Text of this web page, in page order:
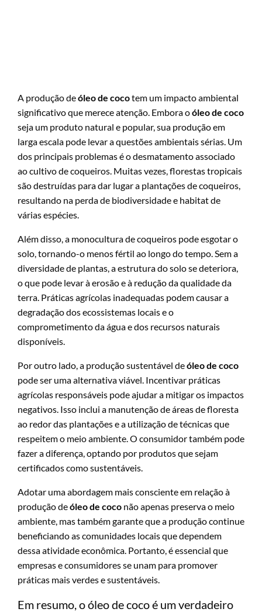
A produção deóleo de cocotem um impacto ambiental
significativo que merece atenção. Embora oóleo de coco
seja um produto natural e popular, sua produção em
larga escala pode levar a questões ambientais sérias. Um
dos principais problemas é o desmatamento associado
ao cultivo de coqueiros. Muitas vezes, florestas tropicais
são destruídas para dar lugar a plantações de coqueiros,
resultando na perda de biodiversidade e habitat de
várias espécies.
Além disso, a monocultura de coqueiros pode esgotar o
solo, tornando-o menos fértil ao longo do tempo. Sem a
diversidade de plantas, a estrutura do solo se deteriora,
o que pode levar à erosão e à redução da qualidade da
terra. Práticas agrícolas inadequadas podem causar a
degradação dos ecossistemas locais e o
comprometimento da água e dos recursos naturais
disponíveis.
Por outro lado, a produção sustentável deóleo de coco
pode ser uma alternativa viável. Incentivar práticas
agrícolas responsáveis pode ajudar a mitigar os impactos
negativos. Isso inclui a manutenção de áreas de floresta
ao redor das plantações e a utilização de técnicas que
respeitem o meio ambiente. O consumidor também pode
fazer a diferença, optando por produtos que sejam
certificados como sustentáveis.
Adotar uma abordagem mais consciente em relação à
produção deóleo de coco não apenas preserva o meio
ambiente, mas também garante que a produção continue
beneficiando as comunidades locais que dependem
dessa atividade econômica. Portanto, é essencial que
empresas e consumidores se unam para promover
práticas mais verdes e sustentáveis.
Em resumo, o óleo de coco é um verdadeiro